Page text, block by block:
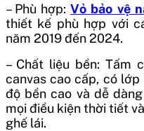
– Phù hợp:Vỏ bảo vệ
thiết kế phù hợp với
năm 2019 đến 2024.
– Chất liệu bền: Tấm
canvas cao cấp, có
độ bền cao và dễ
mọi điều kiện thời tiết
ghế lái.